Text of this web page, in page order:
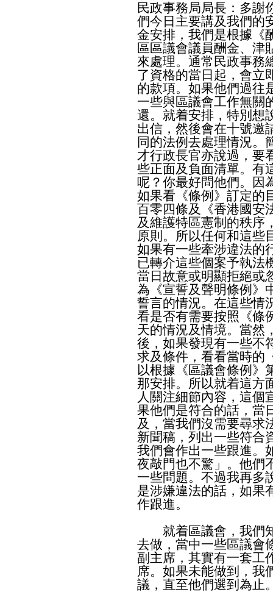
民政事務局局長：多謝
們今日主要講及我們的
金安排，我們是根據《
區區議會議員酬金、津
來處理。通常民政事務
了資格的當日起，會立
的款項。如果他們過往
一些與區議會工作無關
還。就着安排，特別想
出信，然後會在十號邀
同的法例去處理情況。
才行政長官亦說過，要
些正面及負面清單。有
呢？你最好問他們。因
如果看《條例》訂定的
百零四條及《香港國安
及維護特區憲制的秩序
原則。所以任何和這些
如果有一些牽涉違法的
已轉介這些個案予執法
當日故意或明顯拒絕或
為《宣誓及聲明條例》
誓言的情況。在這些情
看是否有需要按照《條
天的情況及情境。當然
後，如果發現有一些不
求及條件，看看當時的
以根據《區議會條例》
那安排。所以就着這方
人關注細節內容，這個
果他們是符合的話，當
及，當我們沒需要尋求
新聞稿，列出一些符合
我們會作出一些跟進。
夜敲門也不驚」。他們
一些問題。不過我再多
是涉嫌違法的話，如果
作跟進。
就着區議會，我們知
去做，當中一些區議會
副主席，其實有一套工
席。如果未能做到，我
議，直至他們選到為止